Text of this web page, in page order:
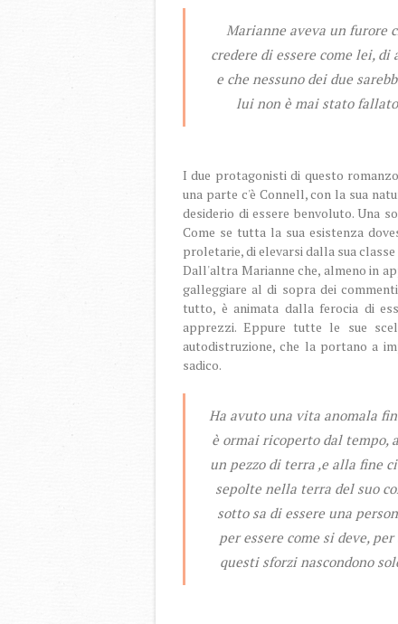
Marianne aveva un furore
credere di essere come lei,
e che nessuno dei due
lui non è mai stato
I due protagonisti di questo
una parte c'è Connell, con la sua
desiderio di essere benvoluto. Una
Come se tutta la sua esistenza
proletarie, di elevarsi dalla sua classe
Dall'altra Marianne che, almeno in
galleggiare al di sopra dei
tutto, è animata dalla ferocia di
apprezzi. Eppure tutte le sue
autodistruzione, che la portano a
sadico.
Ha avuto una vita anomala
è ormai ricoperto dal tempo,
un pezzo di terra ,e alla fine
sepolte nella terra del suo
sotto sa di essere una
per essere come si deve,
questi sforzi nascondono